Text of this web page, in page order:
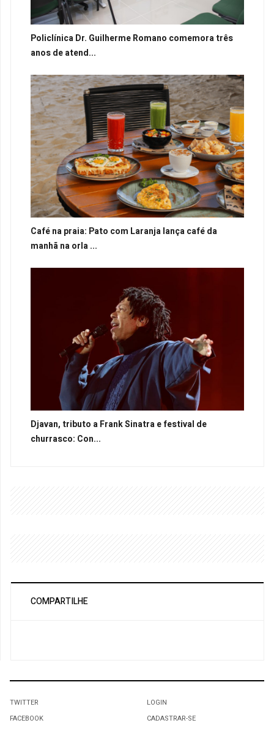
Policlínica Dr. Guilherme Romano comemora três
anos de atend...
Café na praia: Pato com Laranja lança café da
manhã na orla ...
Djavan, tributo a Frank Sinatra e festival de
churrasco: Con...
COMPARTILHE
TWITTER
FACEBOOK
LOGIN
CADASTRAR-SE